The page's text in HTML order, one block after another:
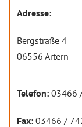
Adresse:
Bergstraße 4
06556 Artern
Telefon: 03466
Fax: 03466 /